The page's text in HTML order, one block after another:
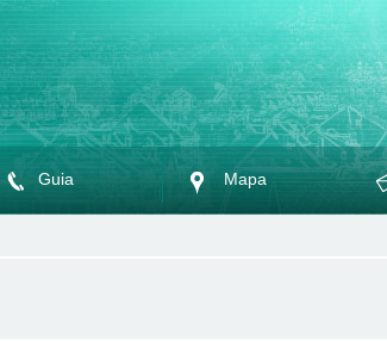
Guia Mapa